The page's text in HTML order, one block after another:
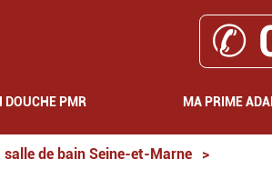
✆
DOUCHE PMR MA PRIME
de bain Seine-et-Marne
>